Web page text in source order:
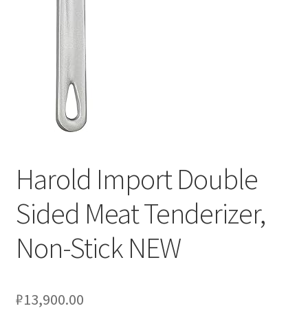
Оформление заказа
Подтверждение заказа
Сотрудничество
Harold Import Double
Sided Meat Tenderizer,
Non-Stick NEW
₽13,900.00